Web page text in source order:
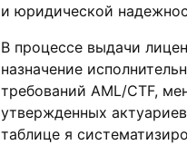
и юридической
В процессе выдачи
назначение
требований AML/CTF,
утвержденных
таблице я